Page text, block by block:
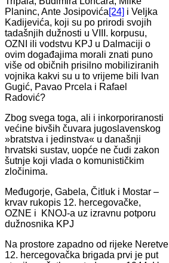
Planinc, Ante Josipovića[24] i Veljka
Kadijevića, koji su po prirodi svojih
tadašnjih dužnosti u VIII. korpusu,
OZNI ili vodstvu KPJ u Dalmaciji o
ovim događajima morali znati puno
više od običnih prisilno mobiliziranih
vojnika kakvi su u to vrijeme bili Ivan
Gugić, Pavao Prcela i Rafael
Radović?
Zbog svega toga, ali i inkorporiranosti
većine bivših čuvara jugoslavenskog
»bratstva i jedinstva« u današnji
hrvatski sustav, uopće ne čudi zakon
šutnje koji vlada o komunističkim
zločinima.
Međugorje, Gabela, Čitluk i Mostar –
krvav rukopis 12. hercegovačke,
OZNE i KNOJ-a uz izravnu potporu
dužnosnika KPJ
Na prostore zapadno od rijeke Neretve
12. hercegovačka brigada prvi je put